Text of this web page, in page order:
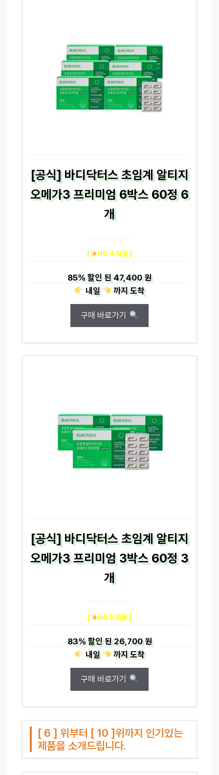
[공식] 바디닥터스 초임계 알티지
오메가3 프리미엄 6박스 60정 6
개
[ NO.4 제품 ]
85%할인 된47,400 원
내일
까지도착
구매 바로가기
[공식] 바디닥터스 초임계 알티지
오메가3 프리미엄 3박스 60정 3
개
[ NO.5 제품 ]
83%할인 된26,700 원
내일
까지도착
구매 바로가기
[ 6 ] 위부터 [ 10 ]위까지 인기있는
제품을 소개드립니다.